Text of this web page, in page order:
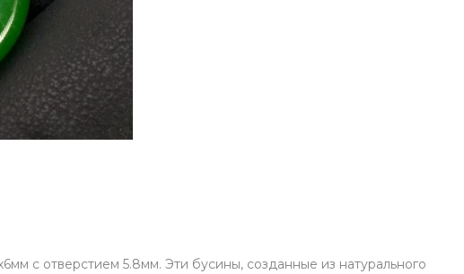
с отверстием 5.8мм. Эти бусины, созданные из натурального